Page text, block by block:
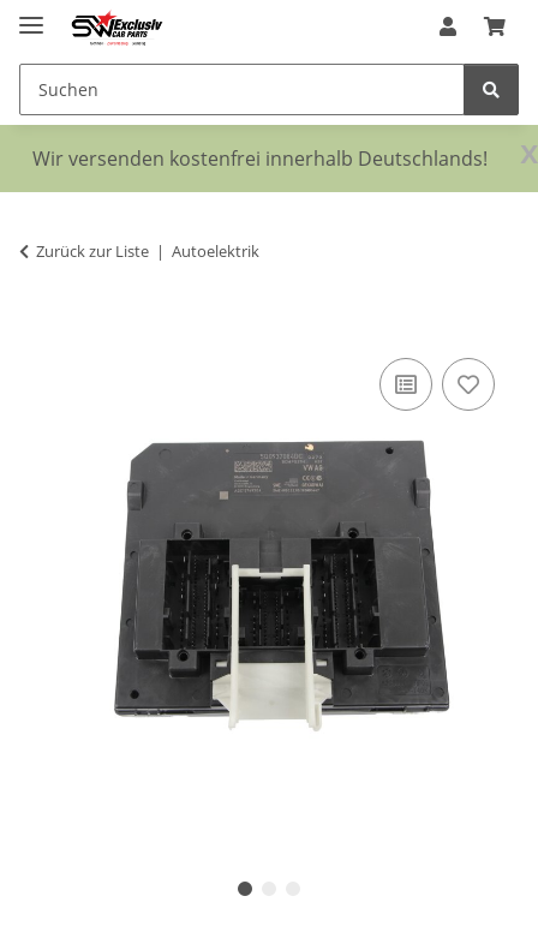
x
Wir versenden kostenfrei innerhalb Deutschlands!
Zurück zur Liste Autoelektrik